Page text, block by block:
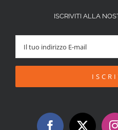
ISCRIVITI ALLA